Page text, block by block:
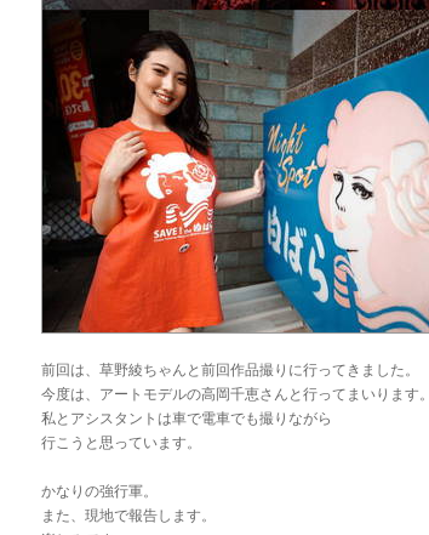
前回は、草野綾ちゃんと前回作品撮りに行ってきました。
今度は、アートモデルの高岡千恵さんと行ってまいります。
私とアシスタントは車で電車でも撮りながら
行こうと思っています。
かなりの強行軍。
また、現地で報告します。